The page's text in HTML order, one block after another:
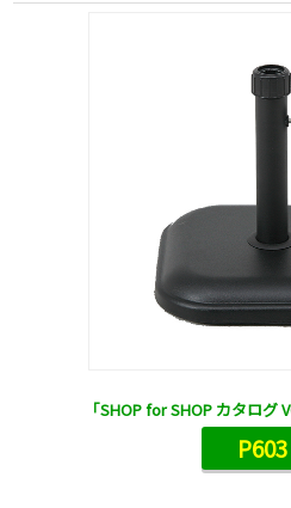
「SHOP for SHOP カタログ
P603